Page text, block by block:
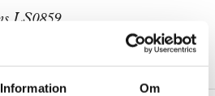
Information Om